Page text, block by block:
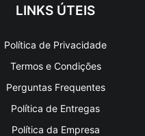
LINKS ÚTEIS
Política de Privacidade
Termos e Condições
Perguntas Frequentes
Política de Entregas
Política da Empresa